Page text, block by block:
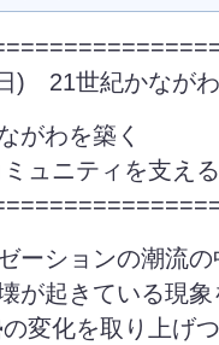
) 21世紀かなが
がわを築く
ティを支える
ーションの潮流
が起きている現
変化を取り上げ